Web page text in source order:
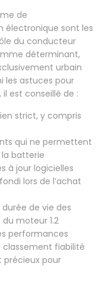
de
électronique sont les
du conducteur
déterminant,
urbain
les astuces pour
est conseillé de :
strict, y compris
qui ne permettent
batterie
à jour logicielles
lors de l’achat
durée de vie des
moteur 1.2
performances
classement fiabilité
précieux pour